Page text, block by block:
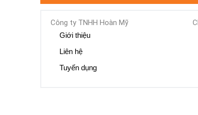
Công ty TNHH Hoàn Mỹ
Giới thiệu
Liên hệ
Tuyến dụng